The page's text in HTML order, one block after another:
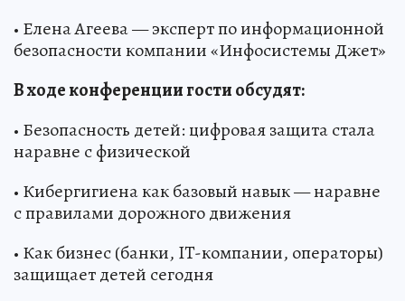
• Елена Агеева — эксперт по информационной
безопасности компании «Инфосистемы Джет»
В ходе конференции гости обсудят:
• Безопасность детей: цифровая защита стала
наравне с физической
• Кибергигиена как базовый навык — наравне
с правилами дорожного движения
• Как бизнес (банки, IT-компании, операторы)
защищает детей сегодня